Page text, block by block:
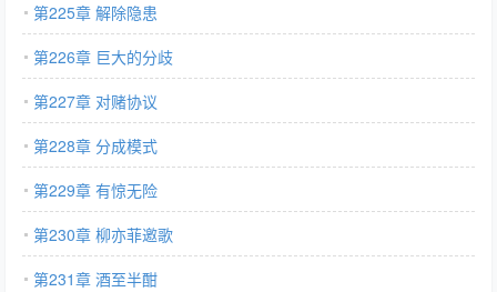
第225章 解除隐患
第226章 巨大的分歧
第227章 对赌协议
第228章 分成模式
第229章 有惊无险
第230章 柳亦菲邀歌
第231章 酒至半酣